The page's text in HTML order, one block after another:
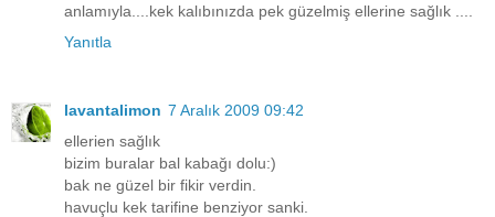
anlamıyla....kek kalıbınızda pek güzelmiş ellerine sağlık ....
Yanıtla
lavantalimon 7 Aralık 2009 09:42
ellerien sağlık
bizim buralar bal kabağı dolu:)
bak ne güzel bir fikir verdin.
havuçlu kek tarifine benziyor sanki.